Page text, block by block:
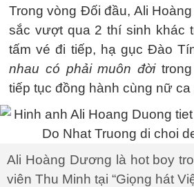
Trong vòng Đối đầu, Ali
sắc vượt qua 2 thí sinh khác
tấm vé đi tiếp, hạ gục Đào
nhau có phải muôn đờitrong
tiếp tục đồng hành cùng nữ ca
Ali Hoàng Dương là hot boy
viên Thu Minh tại “Giọng hát